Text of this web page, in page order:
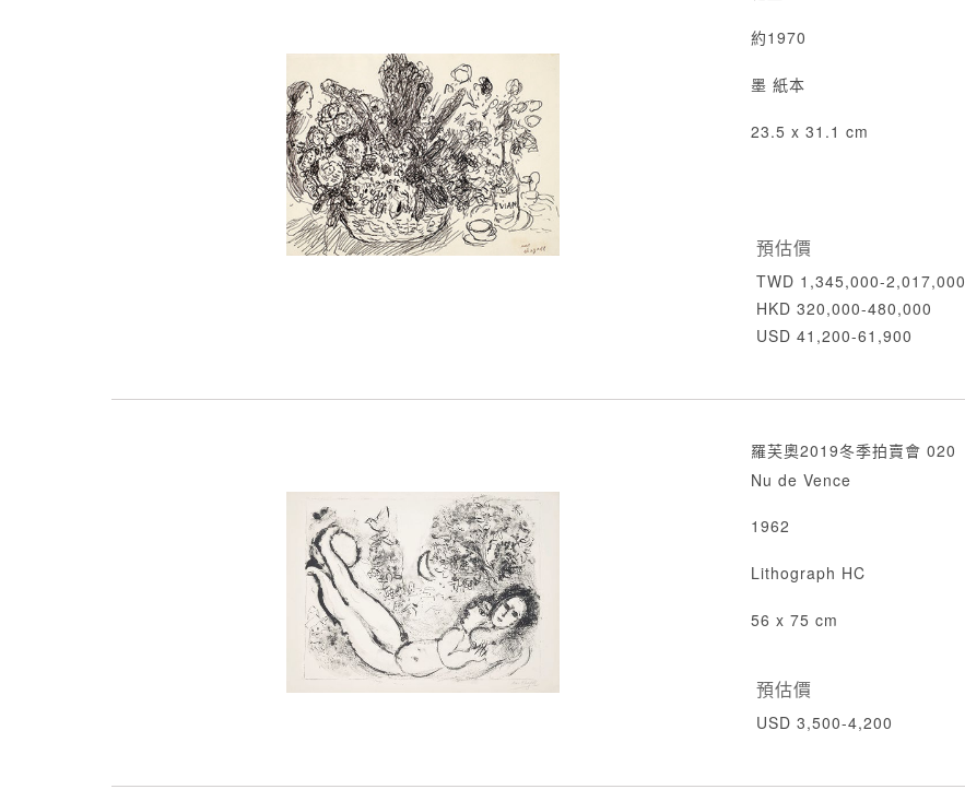
約1970
墨 紙本
23.5 x 31.1 cm
預估價
TWD 1,345,000-2,017,000
HKD 320,000-480,000
USD 41,200-61,900
羅芙奧2019冬季拍賣會 020
Nu de Vence
1962
Lithograph HC
56 x 75 cm
預估價
USD 3,500-4,200